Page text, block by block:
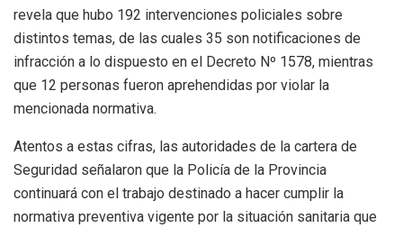
revela que hubo 192 intervenciones policiales sobre
distintos temas, de las cuales 35 son notificaciones de
infracción a lo dispuesto en el Decreto Nº 1578, mientras
que 12 personas fueron aprehendidas por violar la
mencionada normativa.
Atentos a estas cifras, las autoridades de la cartera de
Seguridad señalaron que la Policía de la Provincia
continuará con el trabajo destinado a hacer cumplir la
normativa preventiva vigente por la situación sanitaria que